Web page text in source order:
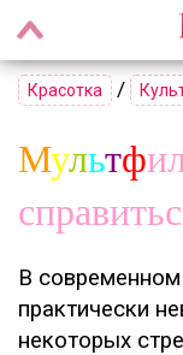
Красотка /
Мультф
В
практически
некоторых